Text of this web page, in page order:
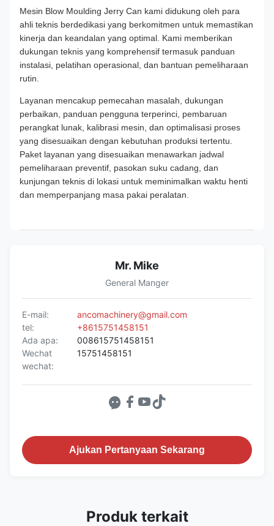
Mesin Blow Moulding Jerry Can kami didukung oleh para
ahli teknis berdedikasi yang berkomitmen untuk memastikan
kinerja dan keandalan yang optimal. Kami memberikan
dukungan teknis yang komprehensif termasuk panduan
instalasi, pelatihan operasional, dan bantuan pemeliharaan
rutin.
Layanan mencakup pemecahan masalah, dukungan
perbaikan, panduan pengguna terperinci, pembaruan
perangkat lunak, kalibrasi mesin, dan optimalisasi proses
yang disesuaikan dengan kebutuhan produksi tertentu.
Paket layanan yang disesuaikan menawarkan jadwal
pemeliharaan preventif, pasokan suku cadang, dan
kunjungan teknis di lokasi untuk meminimalkan waktu henti
dan memperpanjang masa pakai peralatan.
Mr. Mike
General Manger
E-mail:
ancomachinery@gmail.com
tel:
+8615751458151
Ada apa:
008615751458151
Wechat
wechat:
15751458151
Ajukan Pertanyaan Sekarang
Produk terkait